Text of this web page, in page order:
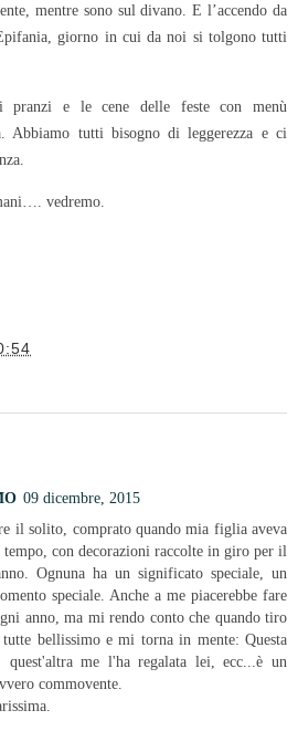
mentre sono sul divano. E l’accendo da
giorno in cui da noi si tolgono tutti
e le cene delle feste con menù
Abbiamo tutti bisogno di leggerezza e ci
vedremo.
09 dicembre, 2015
il solito, comprato quando mia figlia aveva
tempo, con decorazioni raccolte in giro per il
Ognuna ha un significato speciale, un
speciale. Anche a me piacerebbe fare
anno, ma mi rendo conto che quando tiro
bellissimo e mi torna in mente: Questa
quest'altra me l'ha regalata lei, ecc...è un
commovente.